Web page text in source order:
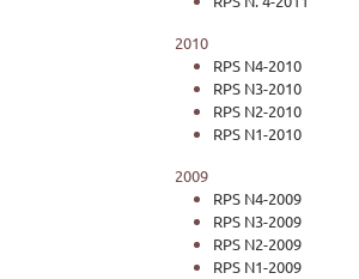
2010
RPS N4-2010
RPS N3-2010
RPS N2-2010
RPS N1-2010
2009
RPS N4-2009
RPS N3-2009
RPS N2-2009
RPS N1-2009